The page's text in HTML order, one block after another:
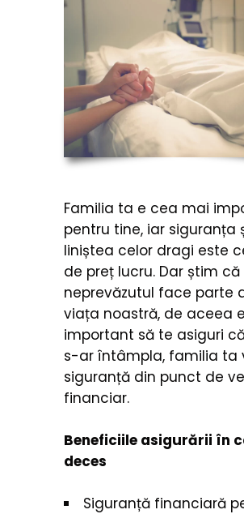
Familia ta e cea mai
pentru tine, iar siguranța
liniștea celor dragi este
de preț lucru. Dar știm că
neprevăzutul face parte
viața noastră, de aceea e
important să te asiguri
s-ar întâmpla, familia ta
siguranță din punct de
financiar.
Beneficiile asigurării în
deces
Siguranță financiară